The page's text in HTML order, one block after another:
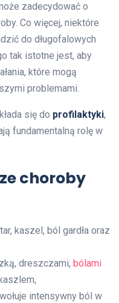
zadecydować o
Co więcej, niektóre
do długofalowych
tak istotne jest, aby
które mogą
problemami.
się do profilaktyki,
fundamentalną rolę w
choroby
kaszel, ból gardła oraz
dreszczami, bólami
intensywny ból w